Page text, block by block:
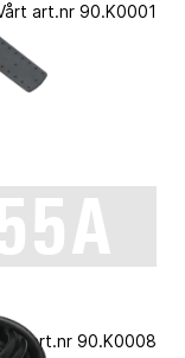
art.nr 90.K0001
art.nr 90.K0008